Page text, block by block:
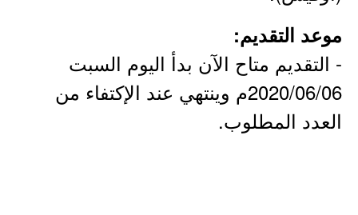
موعد التقديم:
- التقديم متاح الآن بدأ اليوم السبت
2020/06/06م وينتهي عند الإكتفاء من
العدد المطلوب.